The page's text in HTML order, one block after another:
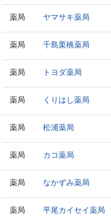
薬局 ヤマサキ薬局
薬局 千島栗橋薬局
薬局 トヨダ薬局
薬局 くりはし薬局
薬局 松浦薬局
薬局 カコ薬局
薬局 なかずみ薬局
薬局 平尾カイセイ薬局